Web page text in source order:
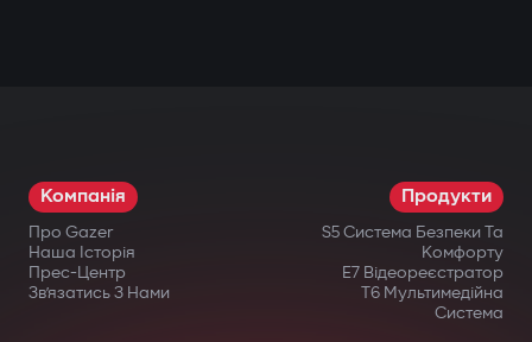
Компанія
Про Gazer
Наша Історія
Прес-Центр
Зв’язатись З Нами
Продукти
S5 Система Безпеки Та
Комфорту
E7 Відеореєстратор
T6 Мультимедійна
Система